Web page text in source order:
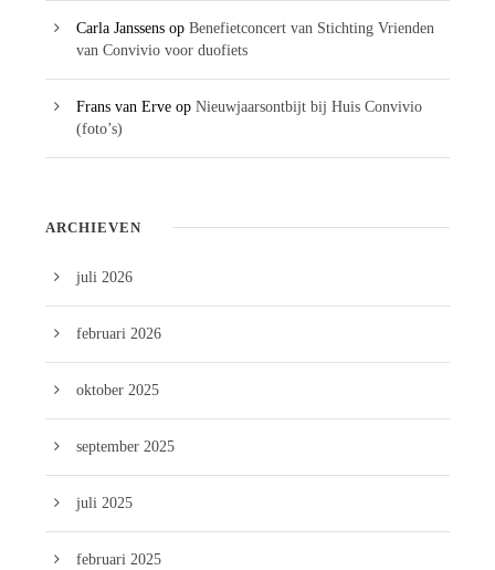
Carla Janssens op Benefietconcert van Stichting Vrienden
van Convivio voor duofiets
Frans van Erve op Nieuwjaarsontbijt bij Huis Convivio
(foto’s)
ARCHIEVEN
juli 2026
februari 2026
oktober 2025
september 2025
juli 2025
februari 2025